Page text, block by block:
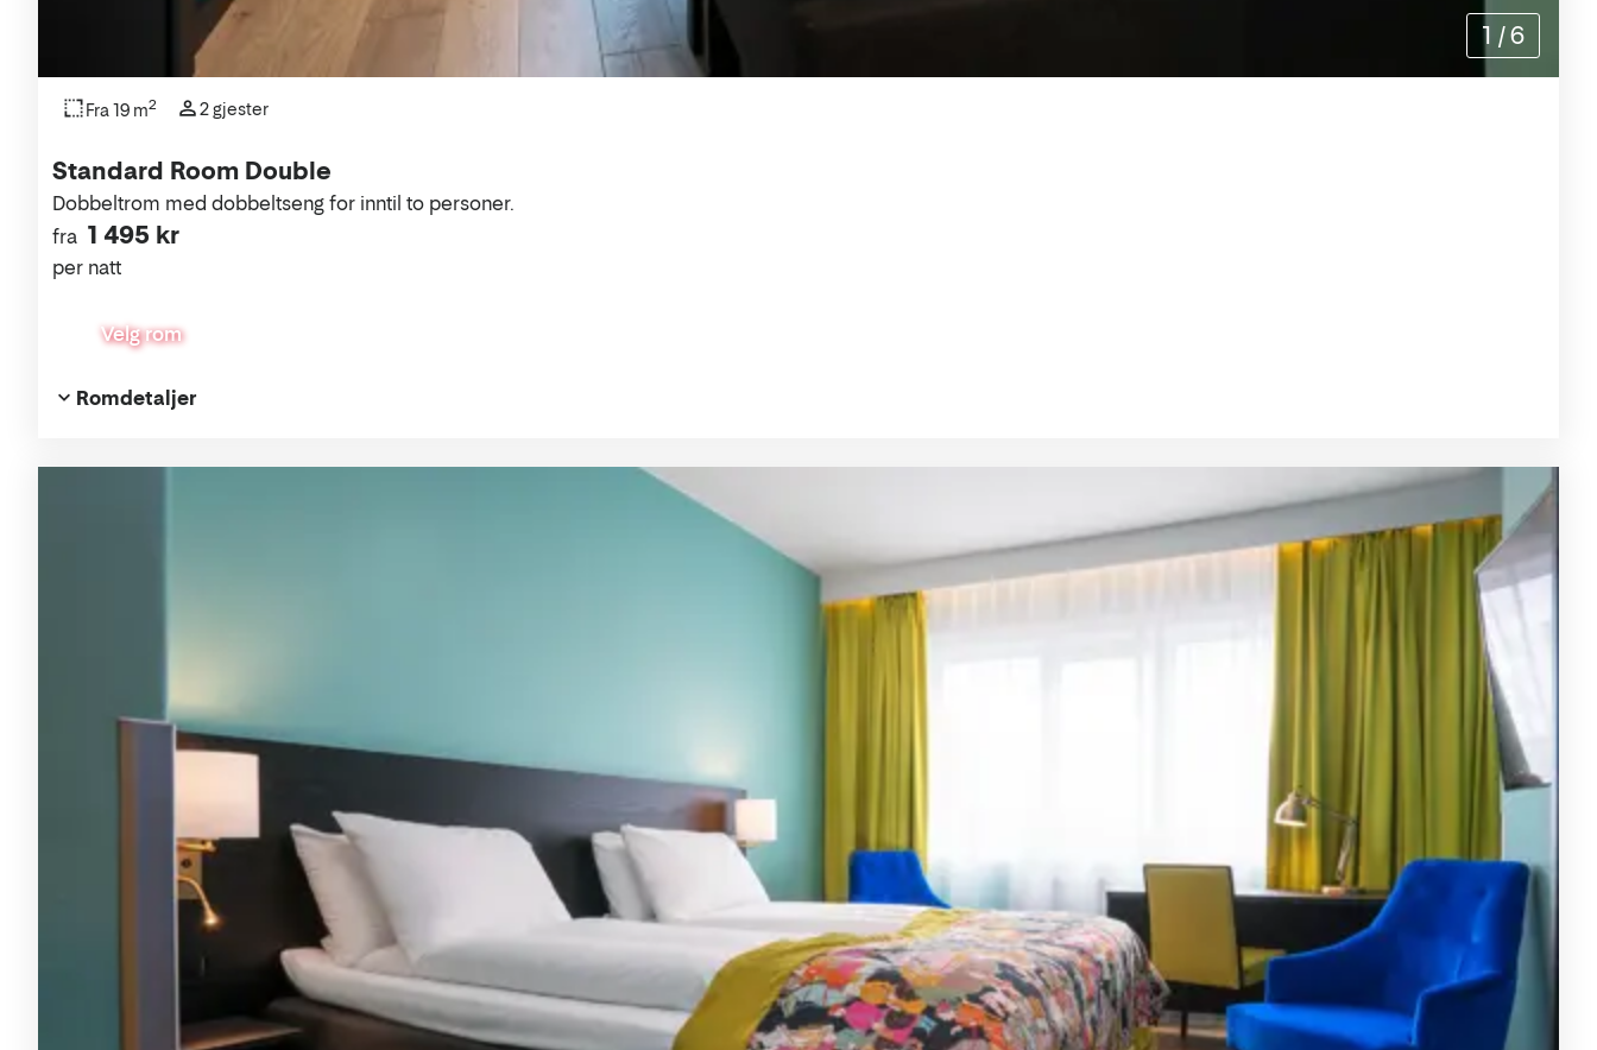
Standard Room Double
fra 1 495 kr
per natt
Dobbeltrom med dobbeltseng for inntil to personer.
Velg rom
Fra 19 m2 2 gjester
Romdetaljer
1 /6